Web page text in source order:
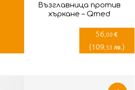
Възглавница против
хъркане – Qmed
56 ,00 €
(109 ,53 лв.)